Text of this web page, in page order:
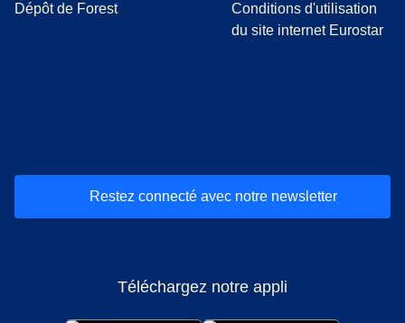
Dépôt de Forest
Conditions d'utilisation
du site internet Eurostar
Restez connecté avec notre newsletter
Téléchargez notre appli